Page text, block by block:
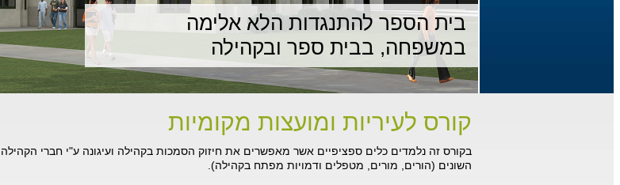
בית הספר להתנגדות הלא אלימה
במשפחה, בבית ספר ובקהילה
קורס לעיריות ומועצות מקומיות
בקורס זה נלמדים כלים ספציפיים אשר מאפשרים את חיזוק הסמכות בקהילה ועיגונה ע"י חברי הקהילה
השונים (הורים, מורים, מטפלים ודמויות מפתח בקהילה).